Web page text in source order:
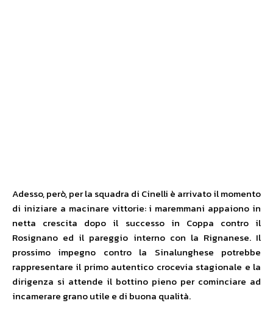
Adesso, però, per la squadra di Cinelli è arrivato il momento
di iniziare a macinare vittorie: i maremmani appaiono in
netta crescita dopo il successo in Coppa contro il
Rosignano ed il pareggio interno con la Rignanese. Il
prossimo impegno contro la Sinalunghese potrebbe
rappresentare il primo autentico crocevia stagionale e la
dirigenza si attende il bottino pieno per cominciare ad
incamerare grano utile e di buona qualità.